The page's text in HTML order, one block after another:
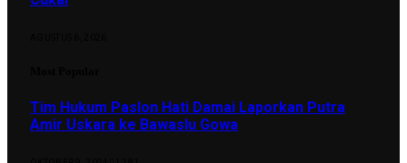
Tim Hukum Paslon Hati Damai Laporkan Putra
Amir Uskara ke Bawaslu Gowa